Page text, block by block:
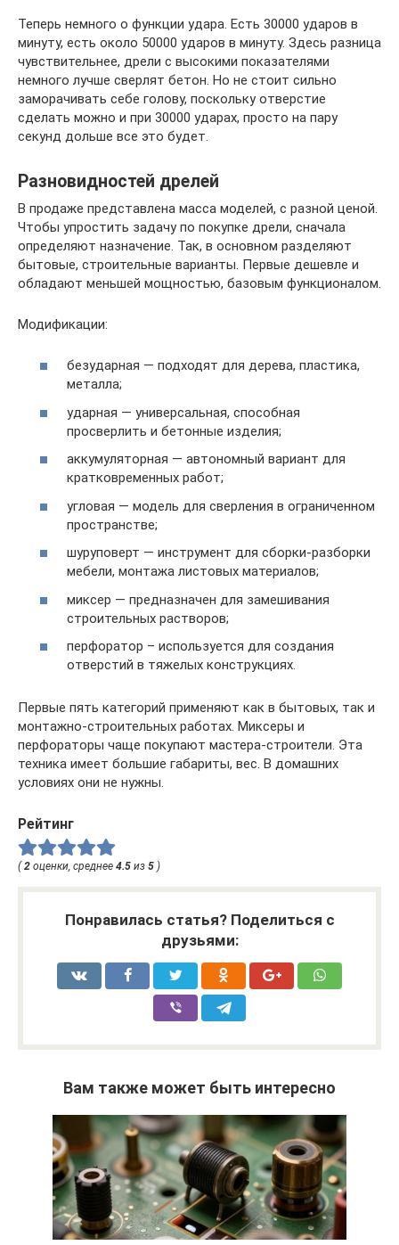
Теперь немного о функции удара. Есть 30000 ударов в
минуту, есть около 50000 ударов в минуту. Здесь разница
чувствительнее, дрели с высокими показателями
немного лучше сверлят бетон. Но не стоит сильно
заморачивать себе голову, поскольку отверстие
сделать можно и при 30000 ударах, просто на пару
секунд дольше все это будет.
Разновидностей дрелей
В продаже представлена масса моделей, с разной ценой.
Чтобы упростить задачу по покупке дрели, сначала
определяют назначение. Так, в основном разделяют
бытовые, строительные варианты. Первые дешевле и
обладают меньшей мощностью, базовым функционалом.
Модификации:
безударная — подходят для дерева, пластика,
металла;
ударная — универсальная, способная
просверлить и бетонные изделия;
аккумуляторная — автономный вариант для
кратковременных работ;
угловая — модель для сверления в ограниченном
пространстве;
шуруповерт — инструмент для сборки-разборки
мебели, монтажа листовых материалов;
миксер — предназначен для замешивания
строительных растворов;
перфоратор – используется для создания
отверстий в тяжелых конструкциях.
Первые пять категорий применяют как в бытовых, так и
монтажно-строительных работах. Миксеры и
перфораторы чаще покупают мастера-строители. Эта
техника имеет большие габариты, вес. В домашних
условиях они не нужны.
Рейтинг
(2 оценки, среднее 4.5 из 5 )
Понравилась статья? Поделиться с
друзьями:
Вам также может быть интересно